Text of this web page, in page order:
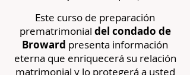
Este curso de preparación
prematrimonial del condado de
Broward presenta información
eterna que enriquecerá su relación
matrimonial y lo protegerá a usted